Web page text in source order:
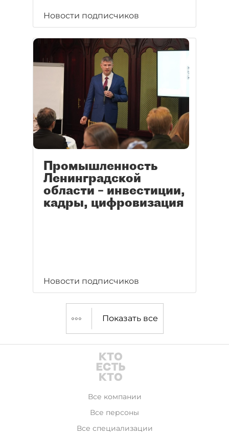
Новости подписчиков
Промышленность
Ленинградской
области – инвестиции,
кадры, цифровизация
Новости подписчиков
Показать все
Все компании
Все персоны
Все специализации